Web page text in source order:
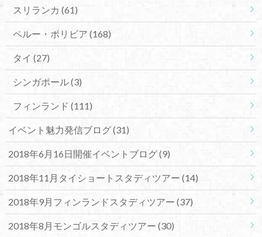
スリランカ (61)
ペルー・ボリビア (168)
タイ (27)
シンガポール(3)
フィンランド (111)
イベント魅力発信ブログ(31)
2018年6月16日開催イベントブログ(9)
2018年11月タイショートスタディツアー (14)
2018年9月フィンランドスタディツアー (37)
2018年8月モンゴルスタディツアー (30)